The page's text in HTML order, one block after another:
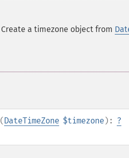
Create a timezone object from
(DateTimeZone $timezone): ?